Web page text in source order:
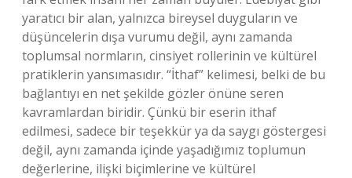
yaratıcı bir alan, yalnızca bireysel duyguların ve
düşüncelerin dışa vurumu değil, aynı zamanda
toplumsal normların, cinsiyet rollerinin ve kültürel
pratiklerin yansımasıdır. “İthaf” kelimesi, belki de bu
bağlantıyı en net şekilde gözler önüne seren
kavramlardan biridir. Çünkü bir eserin ithaf
edilmesi, sadece bir teşekkür ya da saygı göstergesi
değil, aynı zamanda içinde yaşadığımız toplumun
değerlerine, ilişki biçimlerine ve kültürel